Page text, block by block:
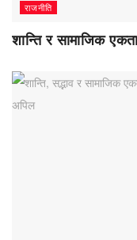
राजनीति
शान्ति र सामाजिक